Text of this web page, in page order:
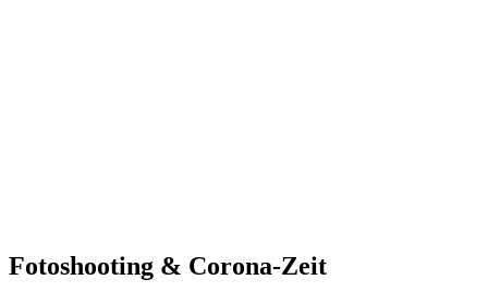
Fotoshooting & Corona-Zeit